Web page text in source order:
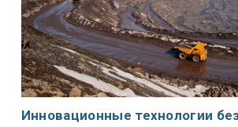
Инновационные технологии